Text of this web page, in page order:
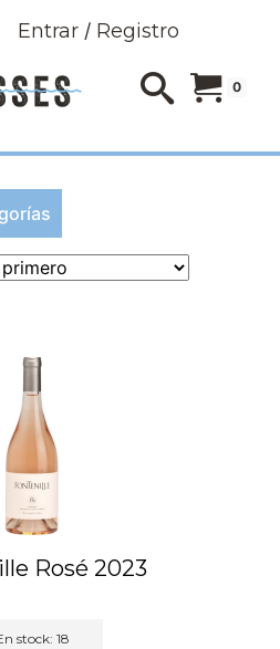
Entrar/ Registro
0
Rosé 2023
stock: 18